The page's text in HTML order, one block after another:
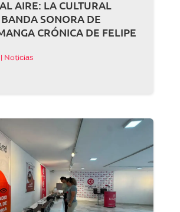
AIRE: LA CULTURAL
SONORA DE
CRÓNICA DE FELIPE
Noticias